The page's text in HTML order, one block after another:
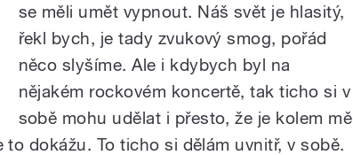
se měli umět vypnout. Náš svět je hlasitý,
řekl bych, je tady zvukový smog, pořád
něco slyšíme. Ale i kdybych byl na
nějakém rockovém koncertě, tak ticho si v
sobě mohu udělat i přesto, že je kolem mě
dokážu. To ticho si dělám uvnitř, v sobě.